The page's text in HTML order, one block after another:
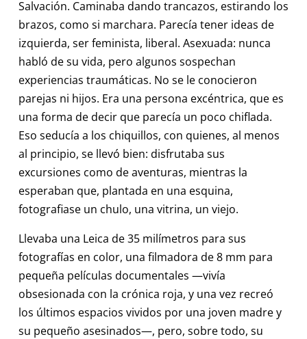
Salvación. Caminaba dando trancazos, estirando los
brazos, como si marchara. Parecía tener ideas de
izquierda, ser feminista, liberal. Asexuada: nunca
habló de su vida, pero algunos sospechan
experiencias traumáticas. No se le conocieron
parejas ni hijos. Era una persona excéntrica, que es
una forma de decir que parecía un poco chiflada.
Eso seducía a los chiquillos, con quienes, al menos
al principio, se llevó bien: disfrutaba sus
excursiones como de aventuras, mientras la
esperaban que, plantada en una esquina,
fotografiase un chulo, una vitrina, un viejo.
Llevaba una Leica de 35 milímetros para sus
fotografías en color, una filmadora de 8 mm para
pequeña películas documentales —vivía
obsesionada con la crónica roja, y una vez recreó
los últimos espacios vividos por una joven madre y
su pequeño asesinados—, pero, sobre todo, su